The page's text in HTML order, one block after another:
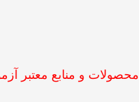
محصولات و منابع معتبر